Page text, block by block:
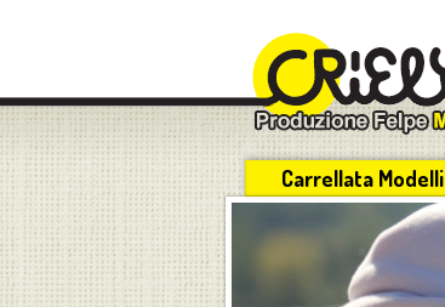
Carrellata Modelli